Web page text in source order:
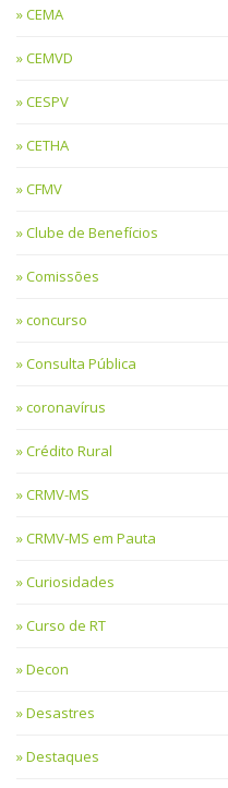
CEMA
CEMVD
CESPV
CETHA
CFMV
Clube de Benefícios
Comissões
concurso
Consulta Pública
coronavírus
Crédito Rural
CRMV-MS
CRMV-MS em Pauta
Curiosidades
Curso de RT
Decon
Desastres
Destaques